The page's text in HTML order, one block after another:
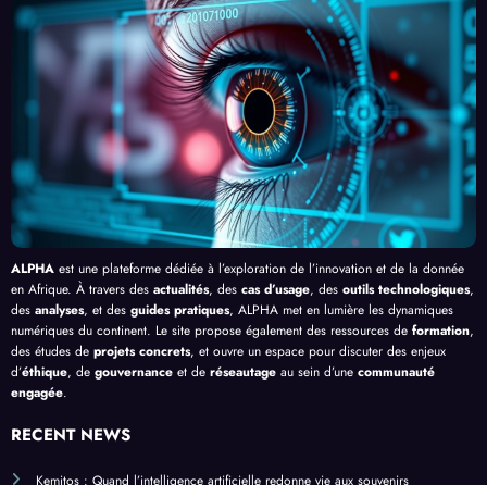
e le
Palud
isme
en
Afriq
ue
, au-
delà
de
Bang
ui
cacit
é de
l’IA
lligen
Artifi
cielle
ALPHA est une plateforme dédiée à l’exploration de l’innovation et de la donnée
en Afrique. À travers des actualités, des cas d’usage, des outils technologiques,
des analyses, et des guides pratiques, ALPHA met en lumière les dynamiques
numériques du continent. Le site propose également des ressources de formation,
des études de projets concrets, et ouvre un espace pour discuter des enjeux
d’éthique, de gouvernance et de réseautage au sein d’une communauté
engagée.
RECENT NEWS
Kemitos : Quand l’intelligence artificielle redonne vie aux souvenirs